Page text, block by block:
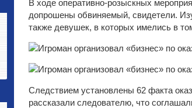
В ходе оперативно-розыскных
допрошены обвиняемый, свидетели.
также девушек, в которых имелись в
Следствием установлены 62 факта
рассказали следователю, что